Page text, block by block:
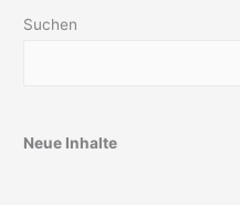
Suchen
Neue Inhalte